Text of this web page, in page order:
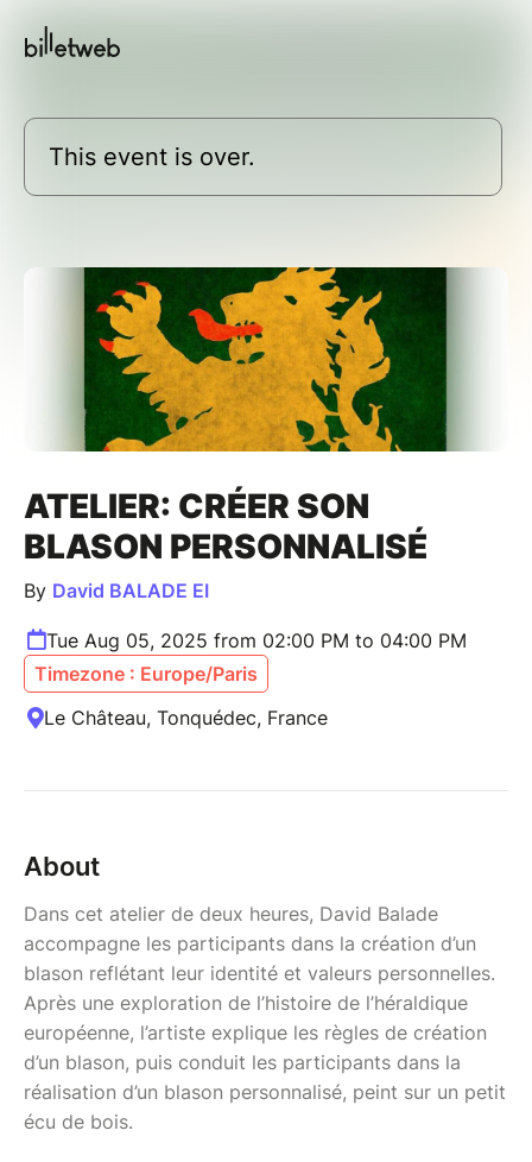
This event is over.
ATELIER: CRÉER SON
BLASON PERSONNALISÉ
By David BALADE EI
Tue Aug 05, 2025 from 02:00 PM to 04:00 PM
Timezone : Europe/Paris
Le Château, Tonquédec, France
About
Dans cet atelier de deux heures, David Balade
accompagne les participants dans la création d’un
blason reflétant leur identité et valeurs personnelles.
Après une exploration de l’histoire de l’héraldique
européenne, l’artiste explique les règles de création
d’un blason, puis conduit les participants dans la
réalisation d’un blason personnalisé, peint sur un petit
écu de bois.